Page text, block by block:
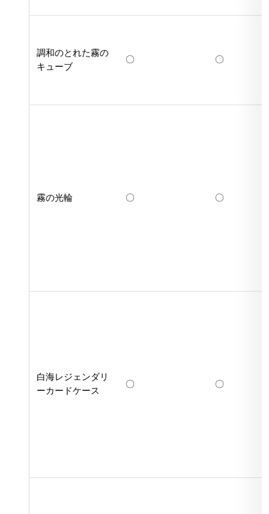
調和のとれた霧の
キューブ
〇 〇
霧の光輪 〇 〇
白海レジェンダリ
ーカードケース
〇 〇